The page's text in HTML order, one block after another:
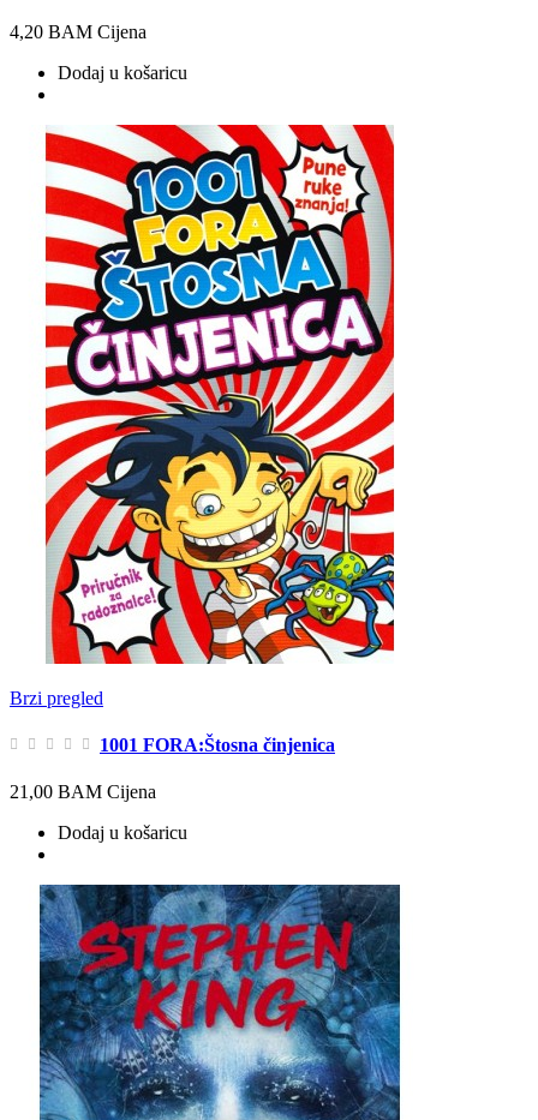
4,20 BAM Cijena
Dodaj u košaricu
Brzi pregled
1001 FORA:Štosna činjenica
21,00 BAM Cijena
Dodaj u košaricu